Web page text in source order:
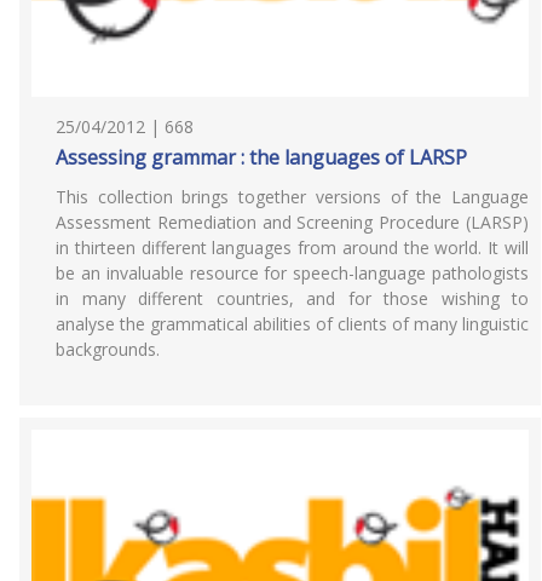
25/04/2012 | 668
Assessing grammar : the languages of LARSP
This collection brings together versions of the Language
Assessment Remediation and Screening Procedure (LARSP)
in thirteen different languages from around the world. It will
be an invaluable resource for speech-language pathologists
in many different countries, and for those wishing to
analyse the grammatical abilities of clients of many linguistic
backgrounds.